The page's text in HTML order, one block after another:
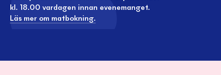
kl. 18.00 vardagen innan evenemanget.
Läs mer om matbokning.